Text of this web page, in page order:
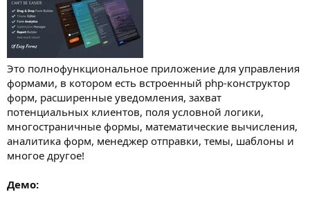
Это полнофункциональное приложение для управления
формами, в котором есть встроенный php-конструктор
форм, расширенные уведомления, захват
потенциальных клиентов, поля условной логики,
многостраничные формы, математические вычисления,
аналитика форм, менеджер отправки, темы, шаблоны и
многое другое!
Демо: